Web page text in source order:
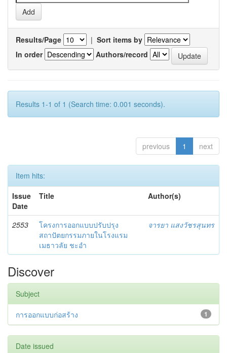
Results/Page | Sort items by
In order
Authors/record
Results 1-1 of 1 (Search time: 0.001 seconds).
previous 1 next
Item hits:
Issue
Date
Title Author(s)
2553
โครงการออกแบบปรับปรุง
สถาปัตยกรรมภายในโรงแรม
เมธาวลัย ชะอำ
จารยา แสงวัชรสุนทร
Discover
Subject
1
การออกแบบก่อสร้าง
Date issued